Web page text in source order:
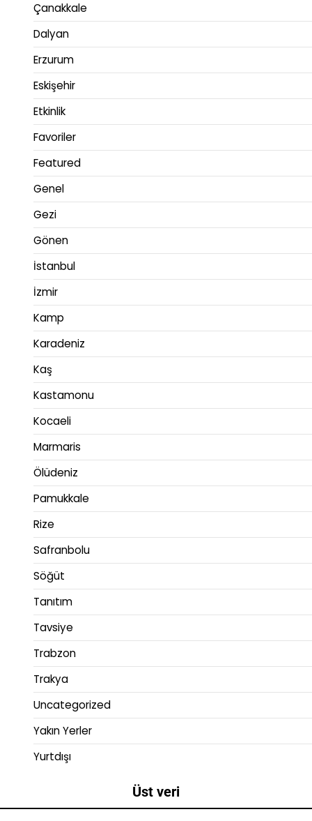
Çanakkale
Dalyan
Erzurum
Eskişehir
Etkinlik
Favoriler
Featured
Genel
Gezi
Gönen
İstanbul
İzmir
Kamp
Karadeniz
Kaş
Kastamonu
Kocaeli
Marmaris
Ölüdeniz
Pamukkale
Rize
Safranbolu
Söğüt
Tanıtım
Tavsiye
Trabzon
Trakya
Uncategorized
Yakın Yerler
Yurtdışı
Üst veri